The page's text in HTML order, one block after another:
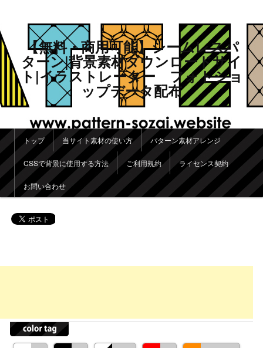
【無料・商用可能】シームレスパ
ターン|背景素材ダウンロードサイ
ト|イラストレーター フォトショ
ップデータ配布
メインメニュー
メインコンテンツへ移動
サブコンテンツへ移動
トップ 当サイト素材の使い方 パターン素材アレンジ
CSSで背景に使用する方法 ご利用規約 ライセンス契約
お問い合わせ